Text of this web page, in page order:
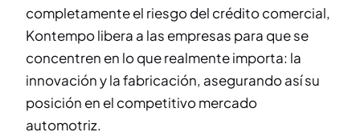
completamente el riesgo del crédito comercial,
Kontempo libera a las empresas para que se
concentren en lo que realmente importa: la
innovación y la fabricación, asegurando así su
posición en el competitivo mercado
automotriz.